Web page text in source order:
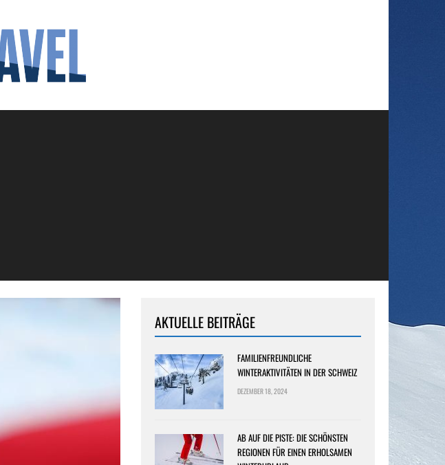
AKTUELLE BEITRÄGE
FAMILIENFREUNDLICHE
WINTERAKTIVITÄTEN IN DER SCHWEIZ
DEZEMBER 18, 2024
AB AUF DIE PISTE: DIE SCHÖNSTEN
REGIONEN FÜR EINEN ERHOLSAMEN